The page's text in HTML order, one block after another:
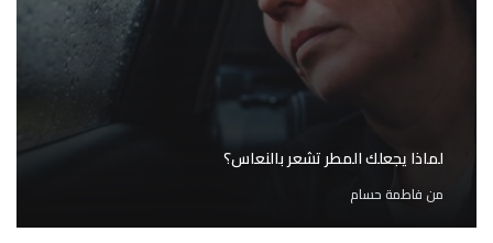
لماذا يجعلك المطر تشعر بالنعاس؟
من فاطمة حسام